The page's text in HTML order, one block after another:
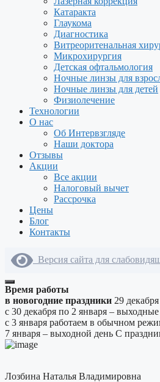
Катаракта
Глаукома
Диагностика
Витреоритенальная
Микрохирургия
Детская офтальмология
Ночные линзы для
Ночные линзы для детей
Физиолечение
Технологии
О нас
Об Интервзгляде
Наши доктора
Отзывы
Акции
Все акции
Налоговый вычет
Рассрочка
Цены
Блог
Контакты
Версия сайта для
Время работы
в новогодние праздники 29
с 30 декабря по 2 января –
с 3 января работаем в обычном
7 января – выходной день С
Лозбина Наталья Владимировна